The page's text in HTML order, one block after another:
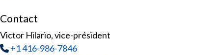
Contact
Victor Hilario, vice-président
Tél:
+1 416-986-7846